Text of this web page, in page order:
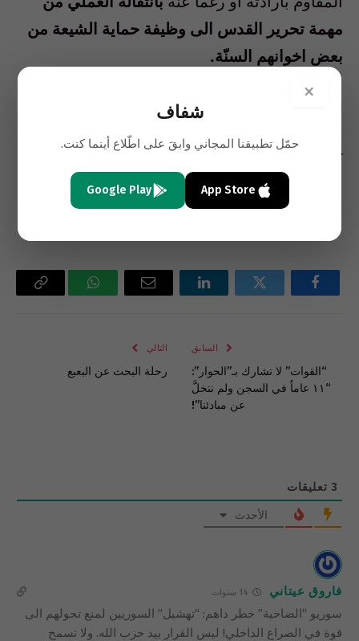
مهمة تحرير القدس الى وظيفة حماية الشيعة من
بعض اخوانهم السنّة.
alyalamine@gmail.com
كاتب لبناني
فيسبوك تويتر لينكدإن
البريد
واتساب Copy
السابق
“القوات” لا تشارك بـ”الحوار”:
“١١ عاماُ في السجن ولم نتخلَّ
عن مبادئنا”!
التالي
رحلة البحث عن البعبع
3 تعليقات
الأحدث
فاروق عيتاني 14 سنوات
سوريو “الضاحية” خطر داهم: “تهشيل” السوريين لمنع تحولهم الى
قوة في الصراع الداخلي! ليس القرار بيد حزب الله. ولا تسمح
×
شفاف
حمّل تطبيقنا المجاني وابقَ على اطّلاع أينما كنت.
App Store
Google Play